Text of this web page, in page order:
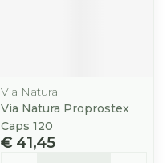
Via Natura
Via Natura Proprostex
Caps 120
€ 41,45